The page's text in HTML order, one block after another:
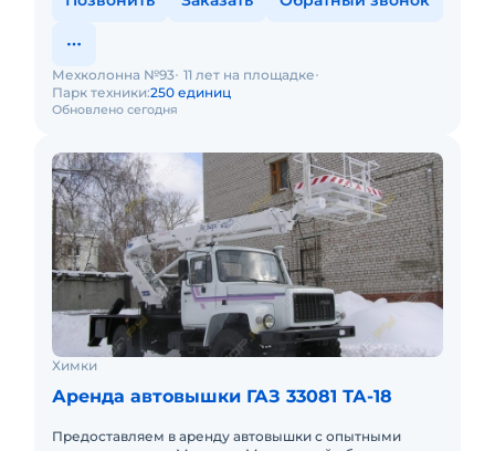
Обновлено сегодня
Мехколонна №93 11 лет на площадке
Парк техники:250 единиц
Химки
Аренда автовышки ГАЗ 33081 ТА-18
Предоставляем в аренду автовышки с опытными